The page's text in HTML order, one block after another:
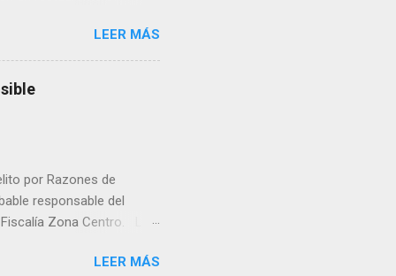
lo mejor en el IMSS?,
o algo?, yo creo que
así de que, 'por
por los vínculos y las
LEER MÁS
por Razones de
responsable del
Zona Centro. La
por un objetoLEER MÁS